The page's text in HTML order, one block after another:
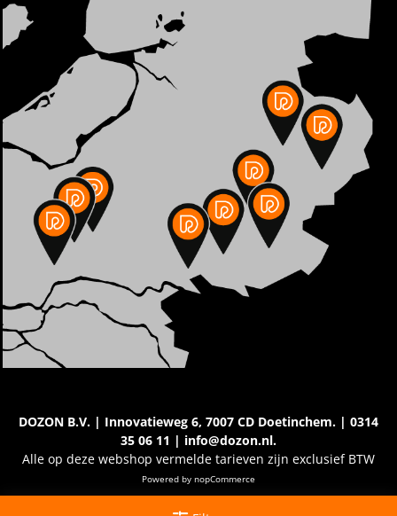
DOZON B.V. | Innovatieweg 6, 7007 CD Doetinchem. | 0314
35 06 11 | info@dozon.nl.
Alle op deze webshop vermelde tarieven zijn exclusief BTW
Powered by nopCommerce